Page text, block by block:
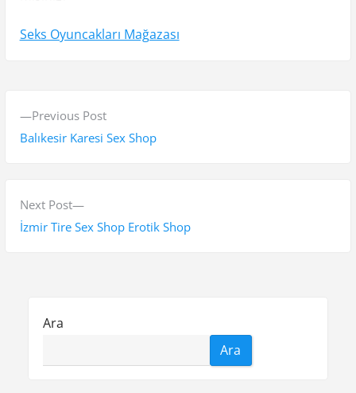
Seks Oyuncakları Mağazası
Previous PostP
r
o
Balıkesir Karesi Sex Shop
Next Post
N
e
İzmir Tire Sex Shop Erotik Shop
Ara
Ara